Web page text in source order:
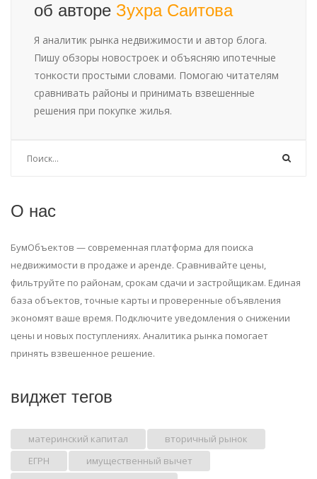
об авторе Зухра Саитова
Я аналитик рынка недвижимости и автор блога.
Пишу обзоры новостроек и объясняю ипотечные
тонкости простыми словами. Помогаю читателям
сравнивать районы и принимать взвешенные
решения при покупке жилья.
О нас
БумОбъектов — современная платформа для поиска
недвижимости в продаже и аренде. Сравнивайте цены,
фильтруйте по районам, срокам сдачи и застройщикам. Единая
база объектов, точные карты и проверенные объявления
экономят ваше время. Подключите уведомления о снижении
цены и новых поступлениях. Аналитика рынка помогает
принять взвешенное решение.
виджет тегов
материнский капитал
вторичный рынок
ЕГРН
имущественный вычет